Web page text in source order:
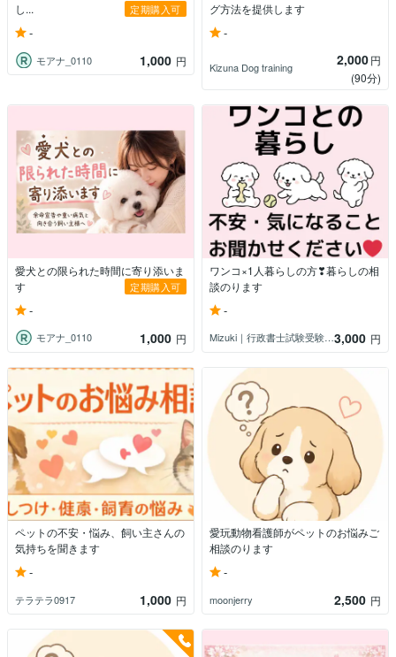
し...
定期購入可
-
モアナ_0110 1,000 円
グ方法を提供します
-
Kizuna Dog training 2,000円
(90分)
愛犬との限られた時間に寄り添いま
す
定期購入可
-
モアナ_0110 1,000 円
ワンコ×1人暮らしの方❣︎暮らしの相
談のります
-
Mizuki｜行政書士試験受験サポーター 3,000 円
ペットの不安・悩み、飼い主さんの
気持ちを聞きます
-
テラテラ0917 1,000 円
愛玩動物看護師がペットのお悩みご
相談のります
-
moonjerry 2,500 円